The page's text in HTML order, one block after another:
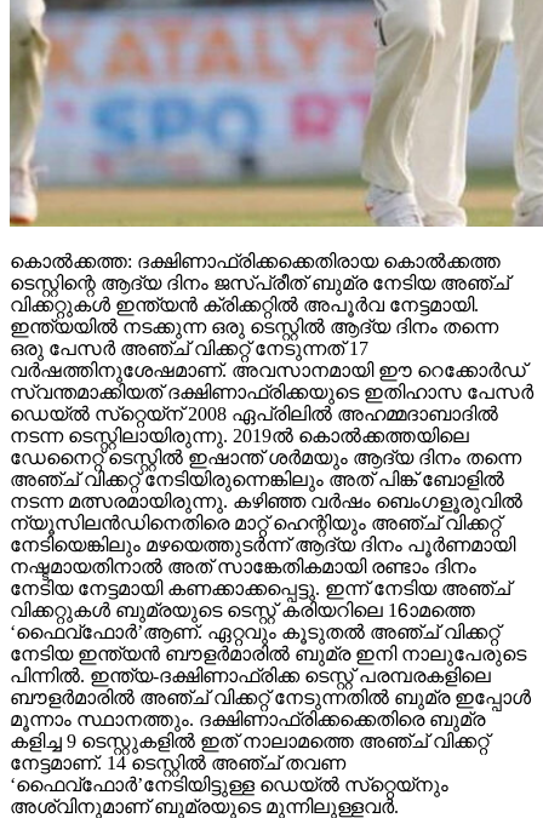
കൊല്‍ക്കത്ത: ദക്ഷിണാഫ്രിക്കക്കെതിരായ കൊല്‍ക്കത്ത
ടെസ്റ്റിന്റെ ആദ്യ ദിനം ജസ്പ്രീത് ബുമ്ര നേടിയ അഞ്ച്
വിക്കറ്റുകള്‍ ഇന്ത്യന്‍ ക്രിക്കറ്റില്‍ അപൂര്‍വ നേട്ടമായി.
ഇന്ത്യയില്‍ നടക്കുന്ന ഒരു ടെസ്റ്റില്‍ ആദ്യ ദിനം തന്നെ
ഒരു പേസര്‍ അഞ്ച് വിക്കറ്റ് നേടുന്നത് 17
വര്‍ഷത്തിനുശേഷമാണ്. അവസാനമായി ഈ റെക്കോര്‍ഡ്
സ്വന്തമാക്കിയത് ദക്ഷിണാഫ്രിക്കയുടെ ഇതിഹാസ പേസര്‍
ഡെയ്ല്‍ സ്‌റ്റെയ്‌ന് 2008 ഏപ്രിലില്‍ അഹമ്മദാബാദില്‍
നടന്ന ടെസ്റ്റിലായിരുന്നു. 2019ല്‍ കൊല്‍ക്കത്തയിലെ
ഡേനൈറ്റ് ടെസ്റ്റില്‍ ഇഷാന്ത് ശര്‍മയും ആദ്യ ദിനം തന്നെ
അഞ്ച് വിക്കറ്റ് നേടിയിരുന്നെങ്കിലും അത് പിങ്ക് ബോളില്‍
നടന്ന മത്സരമായിരുന്നു. കഴിഞ്ഞ വര്‍ഷം ബെംഗളൂരുവില്‍
ന്യൂസിലന്‍ഡിനെതിരെ മാറ്റ് ഹെന്റിയും അഞ്ച് വിക്കറ്റ്
നേടിയെങ്കിലും മഴയെത്തുടര്‍ന്ന് ആദ്യ ദിനം പൂര്‍ണമായി
നഷ്ടമായതിനാല്‍ അത് സാങ്കേതികമായി രണ്ടാം ദിനം
നേടിയ നേട്ടമായി കണക്കാക്കപ്പെട്ടു. ഇന്ന് നേടിയ അഞ്ച്
വിക്കറ്റുകള്‍ ബുമ്രയുടെ ടെസ്റ്റ് കരിയറിലെ 16ാമത്തെ
‘ഫൈവ്‌ഫോര്‍’ആണ്. ഏറ്റവും കൂടുതല്‍ അഞ്ച് വിക്കറ്റ്
നേടിയ ഇന്ത്യന്‍ ബൗളര്‍മാരില്‍ ബുമ്ര ഇനി നാലുപേരുടെ
പിന്നില്‍. ഇന്ത്യ-ദക്ഷിണാഫ്രിക്ക ടെസ്റ്റ് പരമ്പരകളിലെ
ബൗളര്‍മാരില്‍ അഞ്ച് വിക്കറ്റ് നേടുന്നതില്‍ ബുമ്ര ഇപ്പോള്‍
മൂന്നാം സ്ഥാനത്തും. ദക്ഷിണാഫ്രിക്കക്കെതിരെ ബുമ്ര
കളിച്ച 9 ടെസ്റ്റുകളില്‍ ഇത് നാലാമത്തെ അഞ്ച് വിക്കറ്റ്
നേട്ടമാണ്. 14 ടെസ്റ്റില്‍ അഞ്ച് തവണ
‘ഫൈവ്‌ഫോര്‍’നേടിയിട്ടുള്ള ഡെയ്ല്‍ സ്‌റ്റെയ്‌നും
അശ്വിനുമാണ് ബുമ്രയുടെ മുന്നിലുള്ളവര്‍.